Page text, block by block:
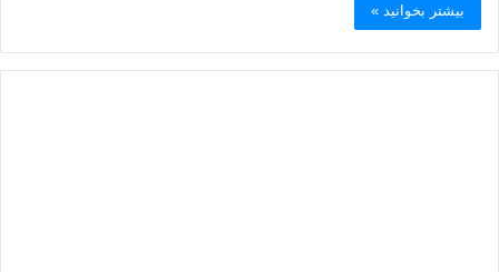
بیشتر بخوانید »